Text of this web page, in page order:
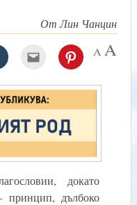
От Лин Чанцин
докато
принцип, дълбоко